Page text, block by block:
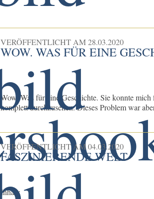
VERÖFFENTLICHT AM28.03.2020
WOW. WAS FÜR EINE
Wow. Was für eine Geschichte. Sie konnte
komplett durchzusehen. Dieses Problem war
VERÖFFENTLICHT AM04.03.2020
FASZINIERENDE WELT
Inhalt: